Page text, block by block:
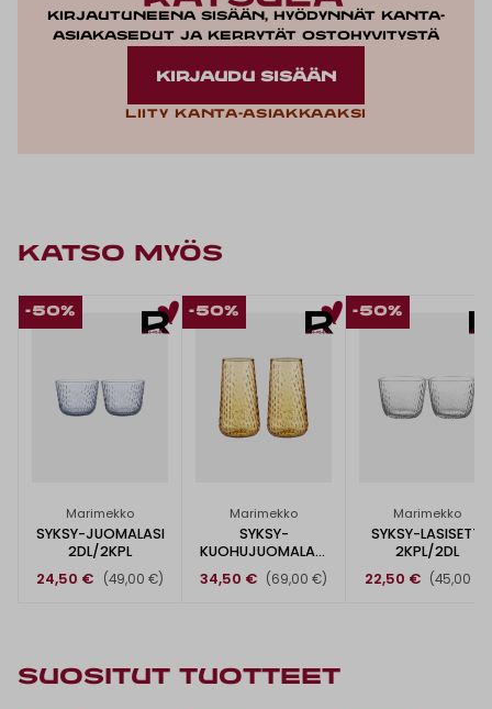
Kirjautuneena sisään, hyödynnät kanta-
asiakasedut ja kerrytät ostohyvitystä
KIRJAUDU SISÄÄN
Liity kanta-asiakkaaksi
KATSO MYÖS
-50%
Marimekko
SYKSY-JUOMALASI
2DL/2KPL
24,50 €
(49,00 €)
-50%
Marimekko
SYKSY-
KUOHUJUOMALASI
2KPL
34,50 € (69,00 €)
-50%
Marimekko
SYKSY-LASISETTI
2KPL/2DL
22,50 € (45,00 €)
SUOSITUT TUOTTEET